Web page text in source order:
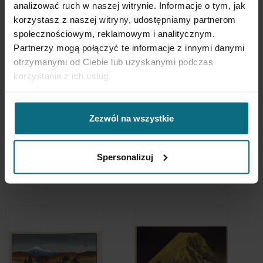
analizować ruch w naszej witrynie. Informacje o tym, jak
korzystasz z naszej witryny, udostępniamy partnerom
społecznościowym, reklamowym i analitycznym.
Partnerzy mogą połączyć te informacje z innymi danymi
otrzymanymi od Ciebie lub uzyskanymi podczas
korzystania z ich usług.
Zezwól na wszystkie
Spersonalizuj
Wczesna wiosna
Taniuchi Rokurō
Camellia (Tsubaki)
1 900 zł